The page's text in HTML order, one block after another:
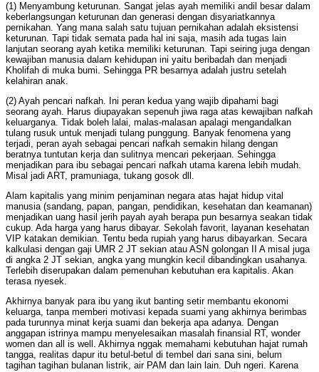
(1) Menyambung keturunan. Sangat jelas ayah memiliki andil besar dalam
keberlangsungan keturunan dan generasi dengan disyariatkannya
pernikahan. Yang mana salah satu tujuan pernikahan adalah eksistensi
keturunan. Tapi tidak semata pada hal ini saja, masih ada tugas lain
lanjutan seorang ayah ketika memiliki keturunan. Tapi seiring juga dengan
kewajiban manusia dalam kehidupan ini yaitu beribadah dan menjadi
Kholifah di muka bumi. Sehingga PR besarnya adalah justru setelah
kelahiran anak.
(2) Ayah pencari nafkah. Ini peran kedua yang wajib dipahami bagi
seorang ayah. Harus diupayakan sepenuh jiwa raga atas kewajiban nafkah
keluarganya. Tidak boleh lalai, malas-malasan apalagi mengandalkan
tulang rusuk untuk menjadi tulang punggung. Banyak fenomena yang
terjadi, peran ayah sebagai pencari nafkah semakin hilang dengan
beratnya tuntutan kerja dan sulitnya mencari pekerjaan. Sehingga
menjadikan para ibu sebagai pencari nafkah utama karena lebih mudah.
Misal jadi ART, pramuniaga, tukang gosok dll.
Alam kapitalis yang minim penjaminan negara atas hajat hidup vital
manusia (sandang, papan, pangan, pendidikan, kesehatan dan keamanan)
menjadikan uang hasil jerih payah ayah berapa pun besarnya seakan tidak
cukup. Ada harga yang harus dibayar. Sekolah favorit, layanan kesehatan
VIP katakan demikian. Tentu beda rupiah yang harus dibayarkan. Secara
kalkulasi dengan gaji UMR 2 JT sekian atau ASN golongan II A misal juga
di angka 2 JT sekian, angka yang mungkin kecil dibandingkan usahanya.
Terlebih diserupakan dalam pemenuhan kebutuhan era kapitalis. Akan
terasa nyesek.
Akhirnya banyak para ibu yang ikut banting setir membantu ekonomi
keluarga, tanpa memberi motivasi kepada suami yang akhirnya berimbas
pada turunnya minat kerja suami dan bekerja apa adanya. Dengan
anggapan istrinya mampu menyelesaikan masalah finansial RT, wonder
women dan all is well. Akhirnya nggak memahami kebutuhan hajat rumah
tangga, realitas dapur itu betul-betul di tembel dari sana sini, belum
tagihan tagihan bulanan listrik, air PAM dan lain lain. Duh ngeri. Karena